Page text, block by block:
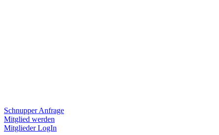
Schnupper Anfrage
Mitglied werden
Mitglieder LogIn